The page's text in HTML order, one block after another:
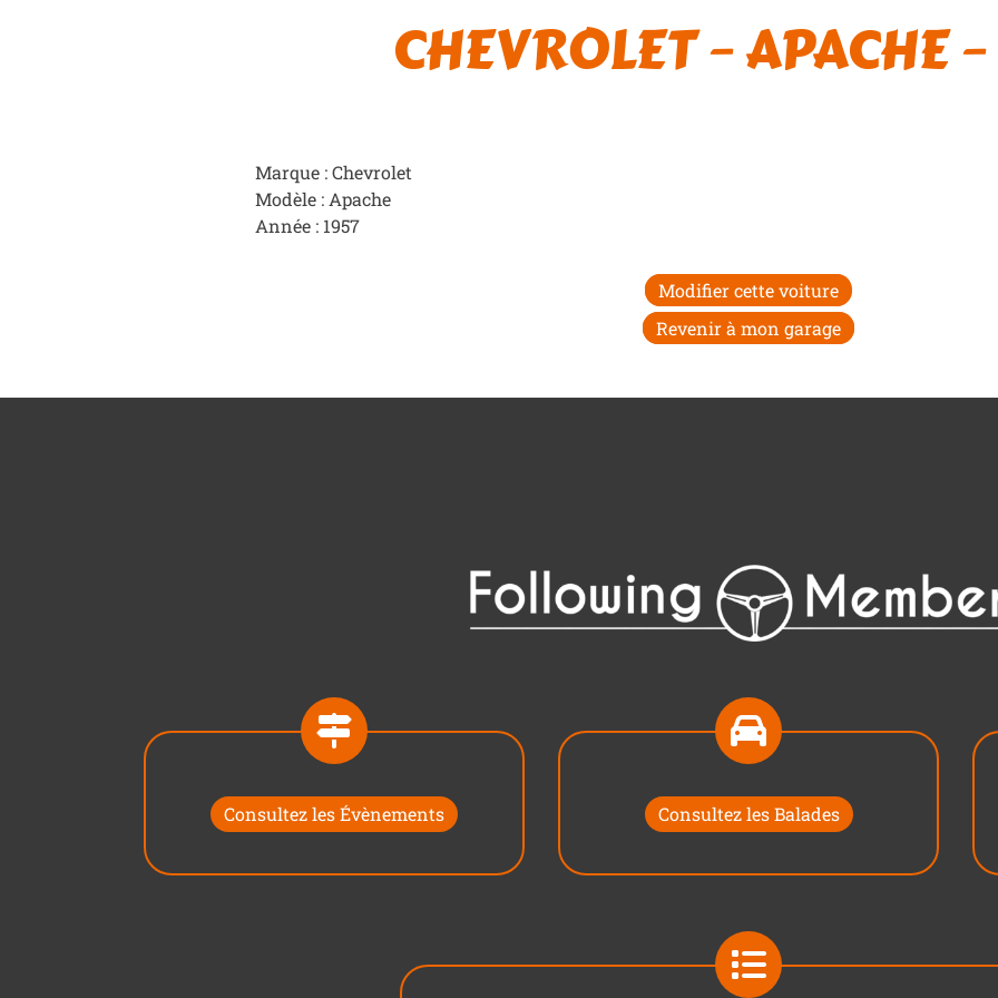
CHEVROLET – APACHE
Marque : Chevrolet
Modèle : Apache
Année : 1957
Modifier cette voiture
Revenir à mon garage
Consultez les Évènements Consultez les Balades